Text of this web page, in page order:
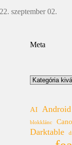
szeptember 02.
Meta
Kategóriák
AI Android
blokklánc
Darktable